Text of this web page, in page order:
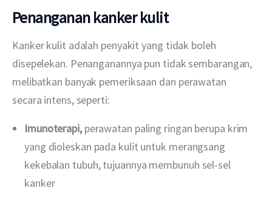
Penanganan kanker kulit
Kanker kulit adalah penyakit yang tidak boleh
disepelekan. Penanganannya pun tidak sembarangan,
melibatkan banyak pemeriksaan dan perawatan
secara intens, seperti:
Imunoterapi,perawatan paling ringan berupa krim
yang dioleskan pada kulit untuk merangsang
kekebalan tubuh, tujuannya membunuh sel-sel
kanker